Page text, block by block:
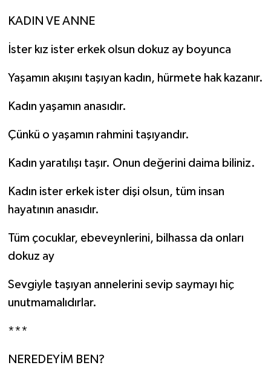
KADIN VE ANNE
İster kız ister erkek olsun dokuz ay boyunca
Yaşamın akışını taşıyan kadın, hürmete hak kazanır.
Kadın yaşamın anasıdır.
Çünkü o yaşamın rahmini taşıyandır.
Kadın yaratılışı taşır. Onun değerini daima biliniz.
Kadın ister erkek ister dişi olsun, tüm insan
hayatının anasıdır.
Tüm çocuklar, ebeveynlerini, bilhassa da onları
dokuz ay
Sevgiyle taşıyan annelerini sevip saymayı hiç
unutmamalıdırlar.
***
NEREDEYİM BEN?